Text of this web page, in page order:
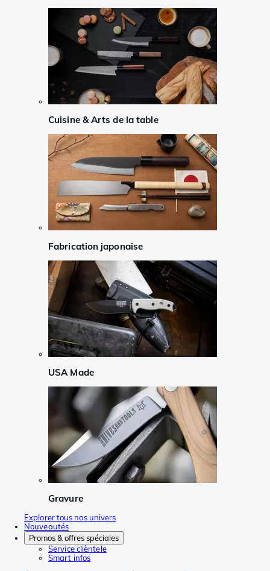
Cuisine & Arts de la table
Fabrication japonaise
USA Made
Gravure
Explorer tous nos univers
Nouveautés
Promos & offres spéciales
Service clièntele
Smart infos